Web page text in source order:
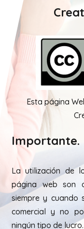
Esta página
Importante.
La utilización de
página web son
siempre y cuando
comercial y no
ningún tipo de lucro.